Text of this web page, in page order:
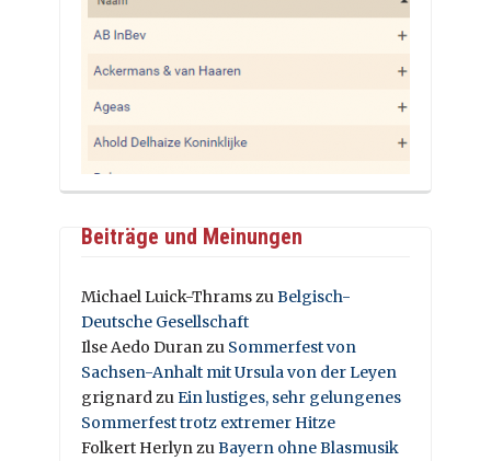
Beiträge und Meinungen
Michael Luick-ThramszuBelgisch-
Deutsche Gesellschaft
Ilse Aedo Duranzu Sommerfest von
Sachsen-Anhalt mit Ursula von der Leyen
grignardzuEin lustiges, sehr gelungenes
Sommerfest trotz extremer Hitze
Folkert HerlynzuBayern ohne Blasmusik